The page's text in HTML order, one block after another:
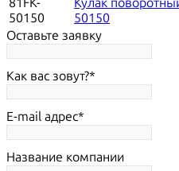
81FK-
50150
Кулак
50150
Оставьте заявку
Как вас зовут?
E-mail адрес
Название компании